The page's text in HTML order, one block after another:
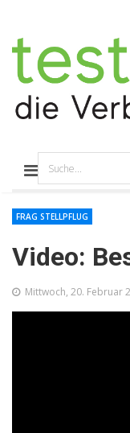
Video:
FRAG STELLPFLUG
Mittwoch, 20. Februar